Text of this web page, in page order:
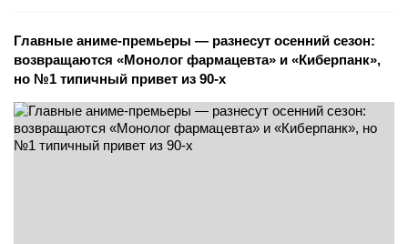
Главные аниме-премьеры — разнесут осенний сезон:
возвращаются «Монолог фармацевта» и «Киберпанк»,
но №1 типичный привет из 90-х